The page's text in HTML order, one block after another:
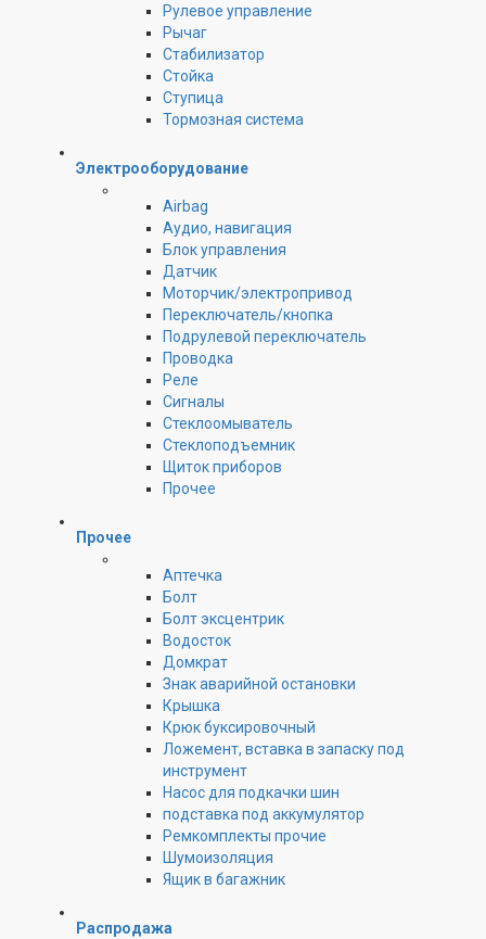
Рулевое управление
Рычаг
Стабилизатор
Стойка
Ступица
Тормозная система
Электрооборудование
Airbag
Аудио, навигация
Блок управления
Датчик
Моторчик/электропривод
Переключатель/кнопка
Подрулевой переключатель
Проводка
Реле
Сигналы
Стеклоомыватель
Стеклоподъемник
Щиток приборов
Прочее
Прочее
Аптечка
Болт
Болт эксцентрик
Водосток
Домкрат
Знак аварийной остановки
Крышка
Крюк буксировочный
Ложемент, вставка в запаску под
инструмент
Насос для подкачки шин
подставка под аккумулятор
Ремкомплекты прочие
Шумоизоляция
Ящик в багажник
Распродажа